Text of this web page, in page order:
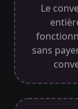
Le
sans